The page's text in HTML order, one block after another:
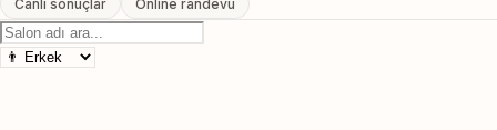
Canlı sonuçlar
Online randevu